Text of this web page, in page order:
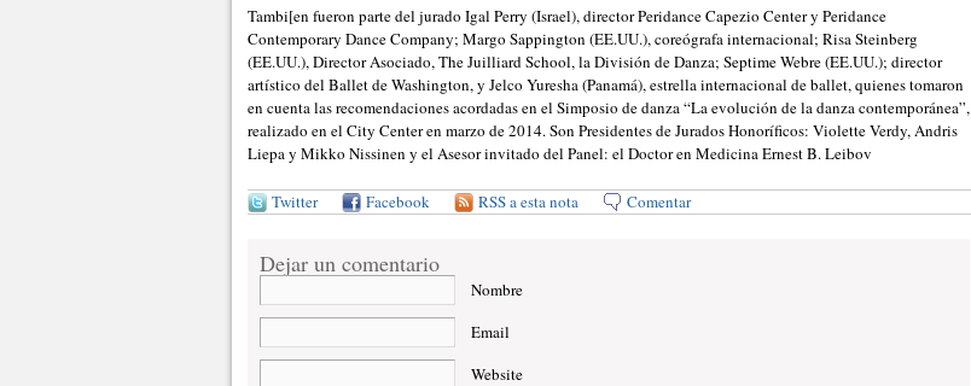
Tambi[en fueron parte del jurado Igal Perry (Israel), director Peridance Capezio Center y Peridance
Contemporary Dance Company; Margo Sappington (EE.UU.), coreógrafa internacional; Risa Steinberg
(EE.UU.), Director Asociado, The Juilliard School, la División de Danza; Septime Webre (EE.UU.); director
artístico del Ballet de Washington, y Jelco Yuresha (Panamá), estrella internacional de ballet, quienes tomaron
en cuenta las recomendaciones acordadas en el Simposio de danza “La evolución de la danza contemporánea”,
realizado en el City Center en marzo de 2014. Son Presidentes de Jurados Honoríficos: Violette Verdy, Andris
Liepa y Mikko Nissinen y el Asesor invitado del Panel: el Doctor en Medicina Ernest B. Leibov
Twitter Facebook RSS a esta nota Comentar
Dejar un comentario
Nombre
Email
Website